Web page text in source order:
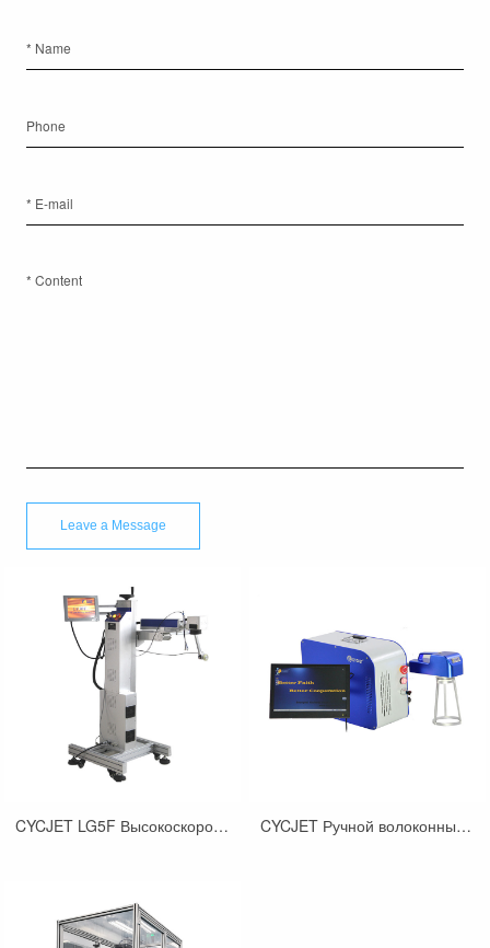
CYCJET LG5F Высокоскоростной лазерный принтер Зеленый полет CYCJET Ручной волоконный лазерный маркировщик 20 Вт